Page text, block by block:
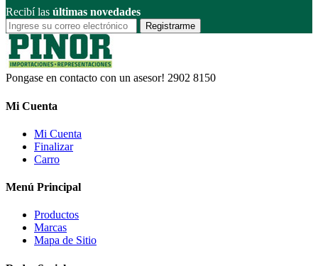
Recibí las últimas novedades
Registrarme
Pongase en contacto con un asesor! 2902 8150
Mi Cuenta
Mi Cuenta
Finalizar
Carro
Menú Principal
Productos
Marcas
Mapa de Sitio